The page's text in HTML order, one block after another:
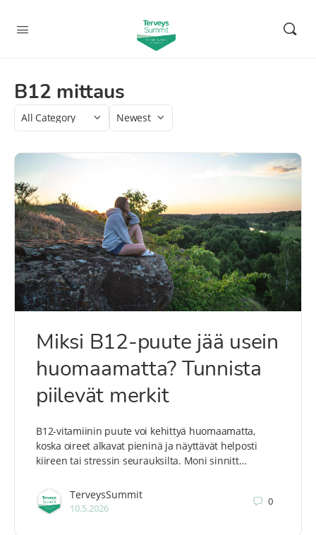
B12 mittaus
Category
Sort
Miksi B12-puute jää usein
huomaamatta? Tunnista
piilevät merkit
B12-vitamiinin puute voi kehittyä huomaamatta,
koska oireet alkavat pieninä ja näyttävät helposti
kiireen tai stressin seurauksilta. Moni sinnitt…
TerveysSummit
10.5.2026
0